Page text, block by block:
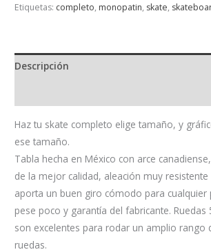
Etiquetas: completo, monopatin, skate,
Descripción
Haz tu skate completo elige tamaño, y
ese tamaño.
Tabla hecha en México con arce
de la mejor calidad, aleación muy resistente
aporta un buen giro cómodo para cualquier
pese poco y garantía del fabricante.
son excelentes para rodar un amplio rango
ruedas.